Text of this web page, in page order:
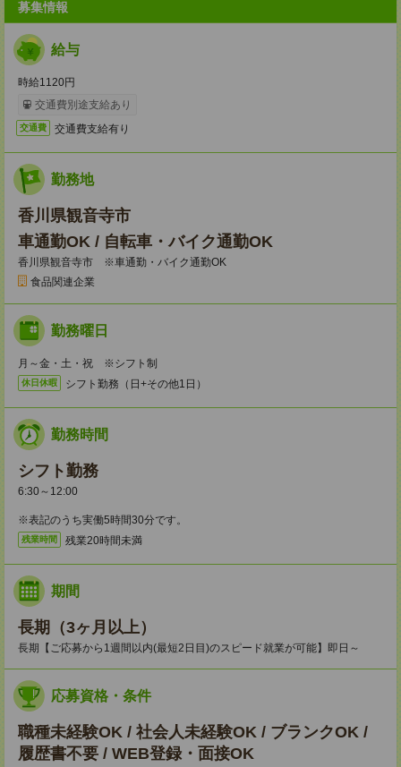
募集情報
給与
時給1120円
交通費別途支給あり
交通費 交通費支給有り
勤務地
香川県観音寺市
車通勤OK / 自転車・バイク通勤OK
香川県観音寺市 ※車通勤・バイク通勤OK
食品関連企業
勤務曜日
月～金・土・祝 ※シフト制
休日休暇 シフト勤務（日+その他1日）
勤務時間
シフト勤務
6:30～12:00
※表記のうち実働5時間30分です。
残業時間 残業20時間未満
期間
長期（3ヶ月以上）
長期【ご応募から1週間以内(最短2日目)のスピード就業が可能】即日～
応募資格・条件
職種未経験OK / 社会人未経験OK / ブランクOK /
履歴書不要 / WEB登録・面接OK